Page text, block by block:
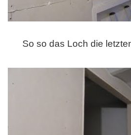
So so das Loch die